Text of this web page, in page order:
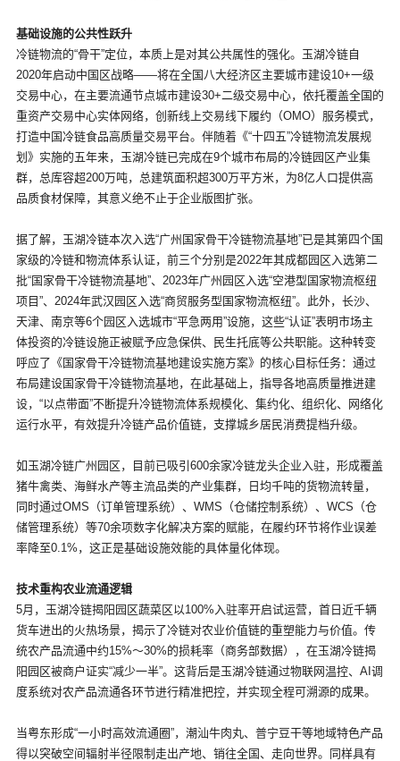
基础设施的公共性跃升
冷链物流的“骨干”定位，本质上是对其公共属性的强化。玉湖冷链自
2020年启动中国区战略——将在全国八大经济区主要城市建设10+一级
交易中心，在主要流通节点城市建设30+二级交易中心，依托覆盖全国的
重资产交易中心实体网络，创新线上交易线下履约（OMO）服务模式，
打造中国冷链食品高质量交易平台。伴随着《“十四五”冷链物流发展规
划》实施的五年来，玉湖冷链已完成在9个城市布局的冷链园区产业集
群，总库容超200万吨，总建筑面积超300万平方米，为8亿人口提供高
品质食材保障，其意义绝不止于企业版图扩张。
据了解，玉湖冷链本次入选“广州国家骨干冷链物流基地”已是其第四个国
家级的冷链和物流体系认证，前三个分别是2022年其成都园区入选第二
批“国家骨干冷链物流基地”、2023年广州园区入选“空港型国家物流枢纽
项目”、2024年武汉园区入选“商贸服务型国家物流枢纽”。此外，长沙、
天津、南京等6个园区入选城市“平急两用”设施，这些“认证”表明市场主
体投资的冷链设施正被赋予应急保供、民生托底等公共职能。这种转变
呼应了《国家骨干冷链物流基地建设实施方案》的核心目标任务：通过
布局建设国家骨干冷链物流基地，在此基础上，指导各地高质量推进建
设，“以点带面”不断提升冷链物流体系规模化、集约化、组织化、网络化
运行水平，有效提升冷链产品价值链，支撑城乡居民消费提档升级。
如玉湖冷链广州园区，目前已吸引600余家冷链龙头企业入驻，形成覆盖
猪牛禽类、海鲜水产等主流品类的产业集群，日均千吨的货物流转量，
同时通过OMS（订单管理系统）、WMS（仓储控制系统）、WCS（仓
储管理系统）等70余项数字化解决方案的赋能，在履约环节将作业误差
率降至0.1%，这正是基础设施效能的具体量化体现。
技术重构农业流通逻辑
5月，玉湖冷链揭阳园区蔬菜区以100%入驻率开启试运营，首日近千辆
货车进出的火热场景，揭示了冷链对农业价值链的重塑能力与价值。传
统农产品流通中约15%～30%的损耗率（商务部数据），在玉湖冷链揭
阳园区被商户证实“减少一半”。这背后是玉湖冷链通过物联网温控、AI调
度系统对农产品流通各环节进行精准把控，并实现全程可溯源的成果。
当粤东形成“一小时高效流通圈”，潮汕牛肉丸、普宁豆干等地域特色产品
得以突破空间辐射半径限制走出产地、销往全国、走向世界。同样具有